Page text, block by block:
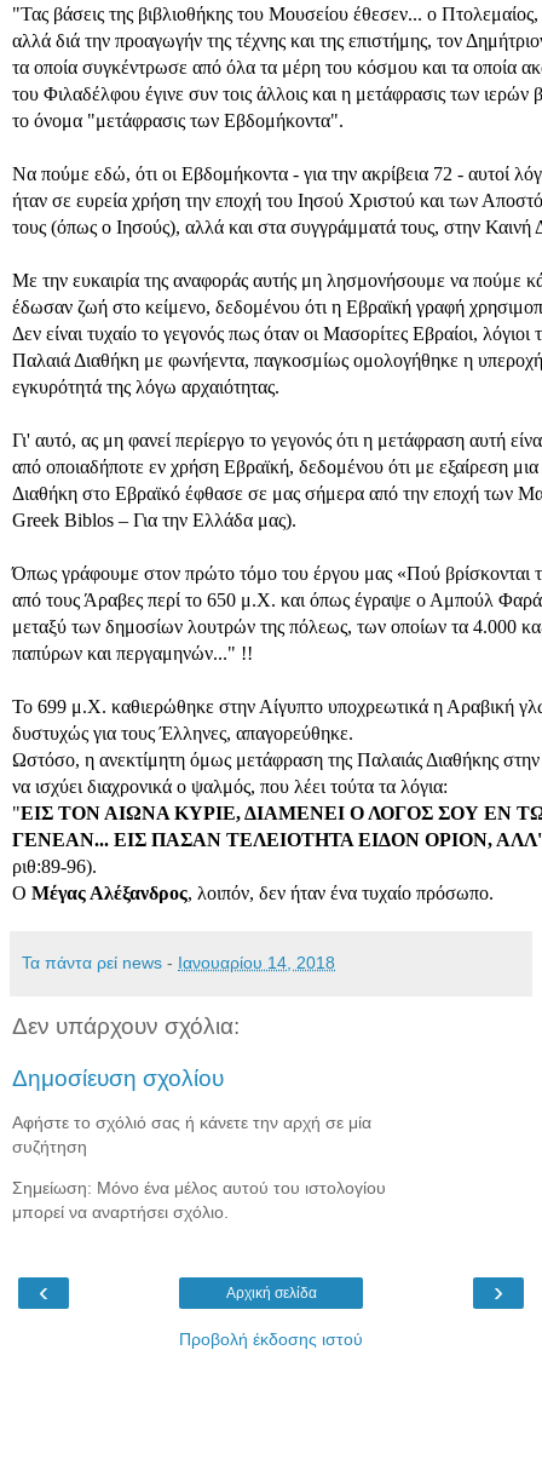
"Τας βάσεις της βιβλιοθήκης του Μουσείου έθεσεν... ο
αλλά διά την προαγωγήν της τέχνης και της επιστήμης, τον
τα οποία συγκέντρωσε από όλα τα μέρη του κόσμου και τα οποία
του Φιλαδέλφου έγινε συν τοις άλλοις και η μετάφρασις των
το όνομα "μετάφρασις των Εβδομήκοντα".
Να πούμε εδώ, ότι οι Εβδομήκοντα - για την ακρίβεια 72 - αυτοί
ήταν σε ευρεία χρήση την εποχή του Ιησού Χριστού και των
τους (όπως ο Ιησούς), αλλά και στα συγγράμματά τους, στην Καινή
Με την ευκαιρία της αναφοράς αυτής μη λησμονήσουμε να πούμε
έδωσαν ζωή στο κείμενο, δεδομένου ότι η Εβραϊκή γραφή
Δεν είναι τυχαίο το γεγονός πως όταν οι Μασορίτες Εβραίοι,
Παλαιά Διαθήκη με φωνήεντα, παγκοσμίως ομολογήθηκε η
εγκυρότητά της λόγω αρχαιότητας.
Γι' αυτό, ας μη φανεί περίεργο το γεγονός ότι η μετάφραση αυτή
από οποιαδήποτε εν χρήση Εβραϊκή, δεδομένου ότι με εξαίρεση
Διαθήκη στο Εβραϊκό έφθασε σε μας σήμερα από την εποχή των
Greek Biblos – Για την Ελλάδα μας).
Όπως γράφουμε στον πρώτο τόμο του έργου μας «Πού βρίσκονται
από τους Άραβες περί το 650 μ.Χ. και όπως έγραψε ο Αμπούλ
μεταξύ των δημοσίων λουτρών της πόλεως, των οποίων τα 4.000
παπύρων και περγαμηνών..." !!
Το 699 μ.Χ. καθιερώθηκε στην Αίγυπτο υποχρεωτικά η Αραβική
δυστυχώς για τους Έλληνες, απαγορεύθηκε.
Ωστόσο, η ανεκτίμητη όμως μετάφραση της Παλαιάς Διαθήκης
να ισχύει διαχρονικά ο ψαλμός, που λέει τούτα τα λόγια:
"ΕΙΣ ΤΟΝ ΑΙΩΝΑ ΚΥΡΙΕ, ΔΙΑΜΕΝΕΙ Ο ΛΟΓΟΣ ΣΟΥ ΕΝ
ΓΕΝΕΑΝ... ΕΙΣ ΠΑΣΑΝ ΤΕΛΕΙΟΤΗΤΑ ΕΙΔΟΝ ΟΡΙΟΝ,
ριθ:89-96).
Ο Μέγας Αλέξανδρος, λοιπόν, δεν ήταν ένα τυχαίο πρόσωπο.
Τα πάντα ρεί news - Ιανουαρίου 14, 2018
Δεν υπάρχουν σχόλια:
Δημοσίευση σχολίου
Αφήστε το σχόλιό σας ή κάνετε την αρχή σε μία
συζήτηση
Σημείωση: Μόνο ένα μέλος αυτού του ιστολογίου
μπορεί να αναρτήσει σχόλιο.
‹ ›
Αρχική σελίδα
Προβολή έκδοσης ιστού